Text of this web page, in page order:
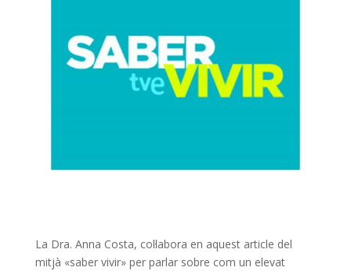
La Dra. Anna Costa, col·labora en aquest article del
mitjà «saber vivir» per parlar sobre com un elevat